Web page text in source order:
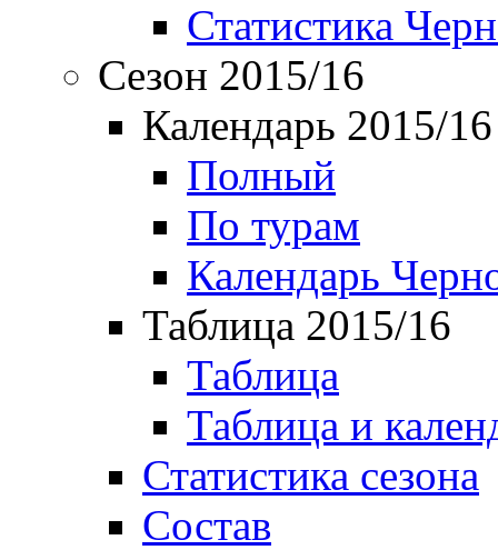
Статистика
Сезон 2015/16
Календарь 2015/16
Полный
По турам
Календарь
Таблица 2015/16
Таблица
Таблица и
Статистика сезона
Состав